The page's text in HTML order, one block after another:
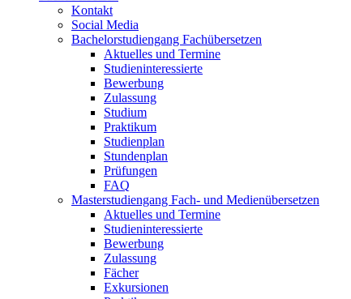
Kontakt
Social Media
Bachelorstudiengang Fachübersetzen
Aktuelles und Termine
Studieninteressierte
Bewerbung
Zulassung
Studium
Praktikum
Studienplan
Stundenplan
Prüfungen
FAQ
Masterstudiengang Fach- und Medienübersetzen
Aktuelles und Termine
Studieninteressierte
Bewerbung
Zulassung
Fächer
Exkursionen